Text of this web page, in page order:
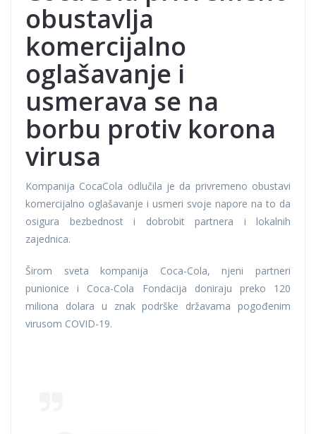
obustavlja
komercijalno
oglašavanje i
usmerava se na
borbu protiv korona
virusa
Kompanija CocaCola odlučila je da privremeno obustavi
komercijalno oglašavanje i usmeri svoje napore na to da
osigura bezbednost i dobrobit partnera i lokalnih
zajednica.
Širom sveta kompanija Coca-Cola, njeni partneri
punionice i Coca-Cola Fondacija doniraju preko 120
miliona dolara u znak podrške državama pogođenim
virusom COVID-19.